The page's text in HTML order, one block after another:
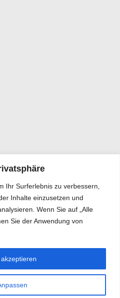
Ihr Surferlebnis zu verbessern,
Inhalte einzusetzen und
Wenn Sie auf „Alle
Sie der Anwendung von